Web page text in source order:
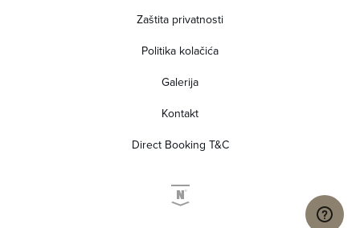
Zaštita privatnosti
Politika kolačića
Galerija
Kontakt
Direct Booking T&C